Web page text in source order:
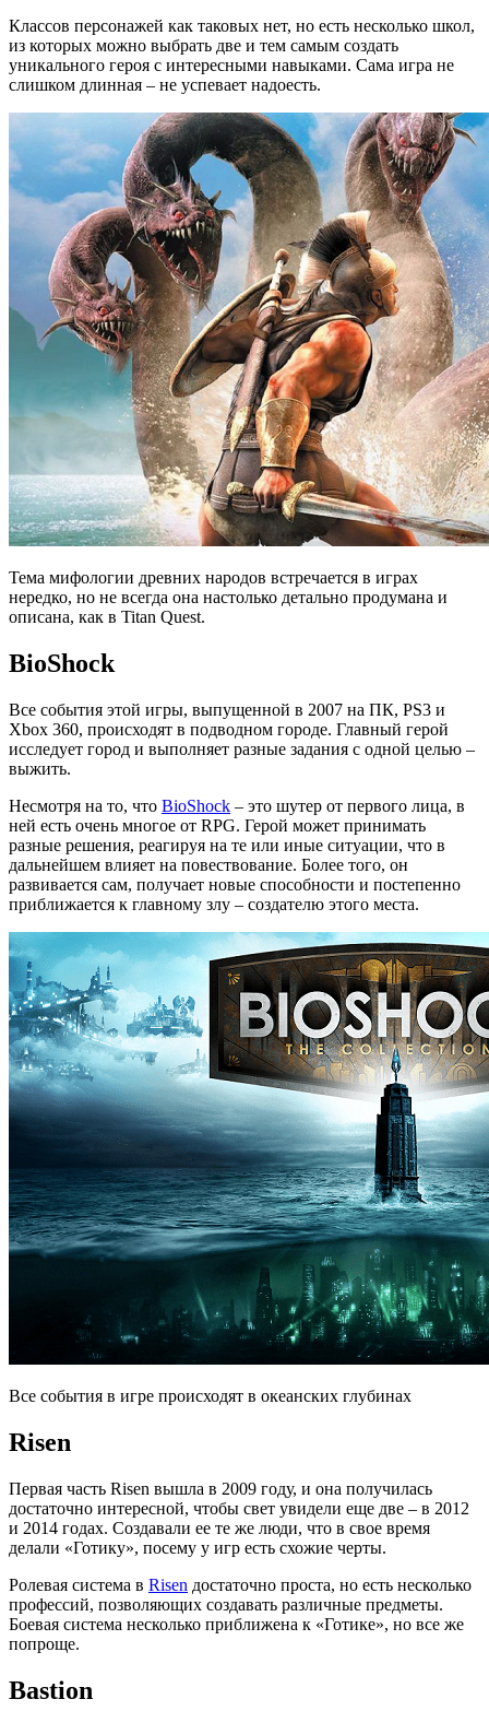
Классов персонажей как таковых нет, но есть несколько школ,
из которых можно выбрать две и тем самым создать
уникального героя с интересными навыками. Сама игра не
слишком длинная – не успевает надоесть.
Тема мифологии древних народов встречается в играх
нередко, но не всегда она настолько детально продумана и
описана, как в Titan Quest.
BioShock
Все события этой игры, выпущенной в 2007 на ПК, PS3 и
Xbox 360, происходят в подводном городе. Главный герой
исследует город и выполняет разные задания с одной целью –
выжить.
Несмотря на то, что BioShock – это шутер от первого лица, в
ней есть очень многое от RPG. Герой может принимать
разные решения, реагируя на те или иные ситуации, что в
дальнейшем влияет на повествование. Более того, он
развивается сам, получает новые способности и постепенно
приближается к главному злу – создателю этого места.
Все события в игре происходят в океанских глубинах
Risen
Первая часть Risen вышла в 2009 году, и она получилась
достаточно интересной, чтобы свет увидели еще две – в 2012
и 2014 годах. Создавали ее те же люди, что в свое время
делали «Готику», посему у игр есть схожие черты.
Ролевая система в Risen достаточно проста, но есть несколько
профессий, позволяющих создавать различные предметы.
Боевая система несколько приближена к «Готике», но все же
попроще.
Bastion